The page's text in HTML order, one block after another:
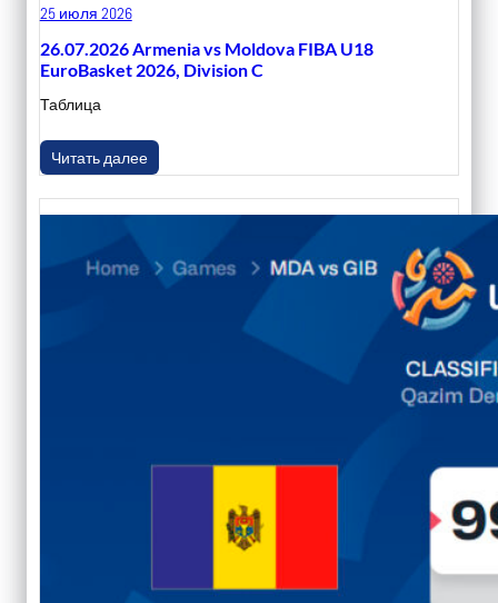
25 июля 2026
26.07.2026 Armenia vs Moldova FIBA U18
EuroBasket 2026, Division C
Таблица
Читать далее